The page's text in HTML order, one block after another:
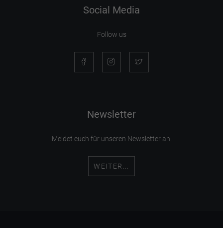
Social Media
Follow us
Newsletter
Meldet euch für unseren Newsletter an.
WEITER...